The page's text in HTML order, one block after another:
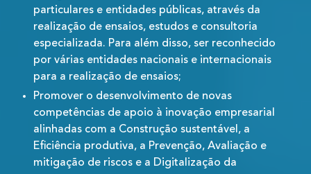
particulares e entidades públicas, através da
realização de ensaios, estudos e consultoria
especializada. Para além disso, ser reconhecido
por várias entidades nacionais e internacionais
para a realização de ensaios;
Promover o desenvolvimento de novas
competências de apoio à inovação empresarial
alinhadas com a Construção sustentável, a
Eficiência produtiva, a Prevenção, Avaliação e
mitigação de riscos e a Digitalização da